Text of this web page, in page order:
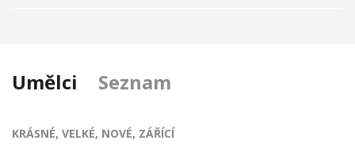
Umělci Seznam
KRÁSNÉ, VELKÉ, NOVÉ, ZÁŘÍCÍ